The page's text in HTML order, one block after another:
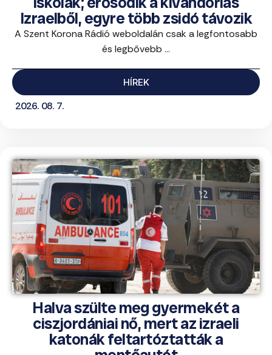
Izraelből, egyre több zsidó távozik
A Szent Korona Rádió weboldalán csak a legfontosabb
és legbővebb ...
HÍREK
2026. 08. 7.
Halva szülte meg gyermekét a
ciszjordániai nő, mert az izraeli
katonák feltartóztatták a